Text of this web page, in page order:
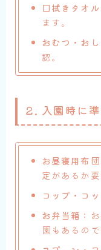
口拭きタオル
ます。
おむつ・お
認。
2. 入園時に
お昼寝用布
定があるか要
コップ・コ
お弁当箱 ：
園もあるの